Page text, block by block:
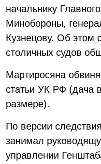
начальнику
Минобороны,
Кузнецову. Об этом
столичных судов
Мартиросяна
статьи УК РФ (дача
размере).
По версии
занимал
управлении